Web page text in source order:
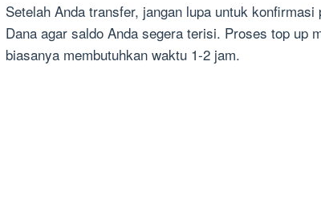
Setelah Anda transfer, jangan lupa untuk
Dana agar saldo Anda segera terisi. Proses top up
biasanya membutuhkan waktu 1-2 jam.